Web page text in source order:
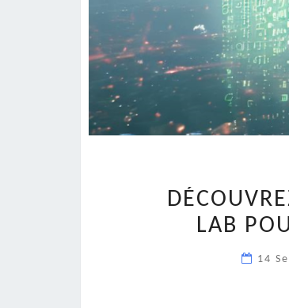
LAB
14